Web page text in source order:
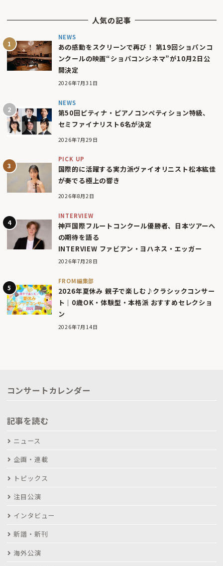
人気の記事
NEWS
あの感動をスクリーンで再び！ 第19回ショパンコ
ンクールの映画“ショパコンシネマ”が10月2日公
開決定
2026年7月31日
NEWS
第50回ピティナ・ピアノコンペティション特級、
セミファイナリスト6名が決定
2026年7月29日
PICK UP
国際的に活躍する実力派ヴァイオリニスト松本紘佳
が奏でる極上の響き
2026年8月2日
INTERVIEW
神戸国際フルートコンクール優勝者、日本ツアーへ
の期待を語る
INTERVIEW ファビアン・ヨハネス・エッガー
2026年7月28日
FROM編集部
2026年夏休み 親子で楽しむ♪クラシックコンサー
ト｜0歳OK・体験型・本格派 おすすめセレクショ
ン
2026年7月14日
コンサートカレンダー
記事を読む
ニュース
企画・連載
トピックス
注目公演
インタビュー
新譜・新刊
海外公演